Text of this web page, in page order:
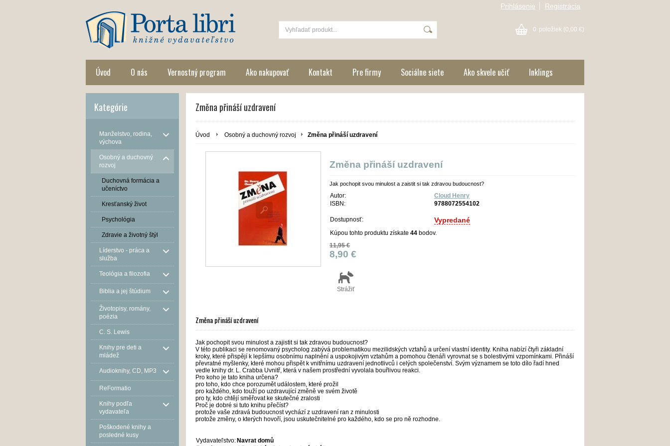
Prihlásenie Registrácia
0 položiek (0,00 €)
Úvod O nás Vernostný program Ako nakupovať Kontakt Pre firmy Sociálne siete Ako skvele učiť Inklings
Kategórie
Manželstvo, rodina,
výchova
Osobný a duchovný
rozvoj
Duchovná formácia a
učeníctvo
Kresťanský život
Psychológia
Zdravie a životný štýl
Líderstvo - práca a
služba
Teológia a filozofia
Biblia a jej štúdium
Životopisy, romány,
poézia
C. S. Lewis
Knihy pre deti a
mládež
Audioknihy, CD, MP3
ReFormatio
Knihy podľa
vydavateľa
Poškodené knihy a
posledné kusy
Změna přináší uzdravení
Úvod Osobný a duchovný rozvoj Změna přináší uzdravení
Změna přináší uzdravení
Jak pochopit svou minulost a zaistit si tak zdravou budoucnost?
Autor:
Cloud Henry
ISBN:
9788072554102
Dostupnosť: Vypredané
Kúpou tohto produktu získate 44 bodov.
11,95 €
8,90 €
Strážiť
Změna přináší uzdravení
Jak pochopit svou minulost a zajistit si tak zdravou budoucnost?
V této publikaci se renomovaný psycholog zabývá problematikou mezilidských vztahů a určení vlastní identity. Kniha nabízí čtyři základní
kroky, které přispějí k lepšímu osobnímu naplnění a uspokojivým vztahům a pomohou čtenáři vyrovnat se s bolestivými vzpomínkami. Přináší
převratné myšlenky, které mohou přispět k vnitřnímu uzdravení jednotlivců i celých společenství. Svým významem se toto dílo řadí hned
vedle knihy dr. L. Crabba Uvnitř , která v našem prostřední vyvolala bouřlivou reakci.
Pro koho je tato kniha určena?
pro toho, kdo chce porozumět událostem, které prožil
pro každého, kdo touží po uzdravující změně ve svém životě
pro ty, kdo chtějí směřovat ke skutečné zralosti
Proč je dobré si tuto knihu přečíst?
protože vaše zdravá budoucnost vychází z uzdravení ran z minulosti
protože změny, o kterých hovoří, jsou uskutečnitelné pro každého, kdo se pro ně rozhodne.
Vydavateľstvo:Navrat domů